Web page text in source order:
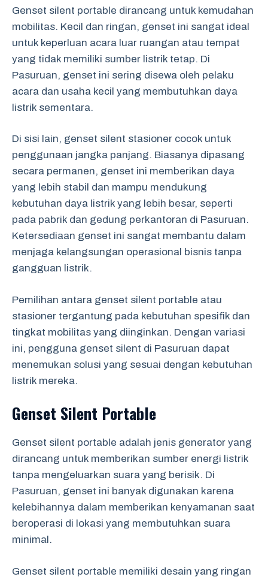
Genset silent portable dirancang untuk kemudahan
mobilitas. Kecil dan ringan, genset ini sangat ideal
untuk keperluan acara luar ruangan atau tempat
yang tidak memiliki sumber listrik tetap. Di
Pasuruan, genset ini sering disewa oleh pelaku
acara dan usaha kecil yang membutuhkan daya
listrik sementara.
Di sisi lain, genset silent stasioner cocok untuk
penggunaan jangka panjang. Biasanya dipasang
secara permanen, genset ini memberikan daya
yang lebih stabil dan mampu mendukung
kebutuhan daya listrik yang lebih besar, seperti
pada pabrik dan gedung perkantoran di Pasuruan.
Ketersediaan genset ini sangat membantu dalam
menjaga kelangsungan operasional bisnis tanpa
gangguan listrik.
Pemilihan antara genset silent portable atau
stasioner tergantung pada kebutuhan spesifik dan
tingkat mobilitas yang diinginkan. Dengan variasi
ini, pengguna genset silent di Pasuruan dapat
menemukan solusi yang sesuai dengan kebutuhan
listrik mereka.
Genset Silent Portable
Genset silent portable adalah jenis generator yang
dirancang untuk memberikan sumber energi listrik
tanpa mengeluarkan suara yang berisik. Di
Pasuruan, genset ini banyak digunakan karena
kelebihannya dalam memberikan kenyamanan saat
beroperasi di lokasi yang membutuhkan suara
minimal.
Genset silent portable memiliki desain yang ringan